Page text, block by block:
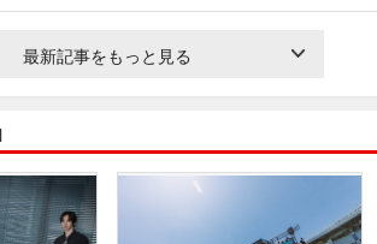
最新記事をもっと見る